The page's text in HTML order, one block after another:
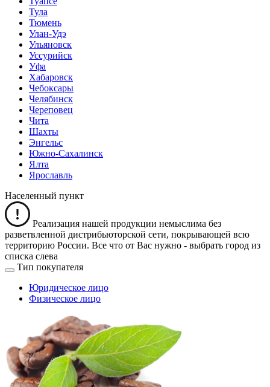
Тула
Тюмень
Улан-Удэ
Ульяновск
Уссурийск
Уфа
Хабаровск
Чебоксары
Челябинск
Череповец
Чита
Шахты
Энгельс
Южно-Сахалинск
Ялта
Ярославль
Населенный пункт
Реализация нашей продукции немыслима без
разветвленной дистрибьюторской сети, покрывающей всю
территорию России. Все что от Вас нужно - выбрать город из
списка слева
Тип покупателя
Юридическое лицо
Физическое лицо